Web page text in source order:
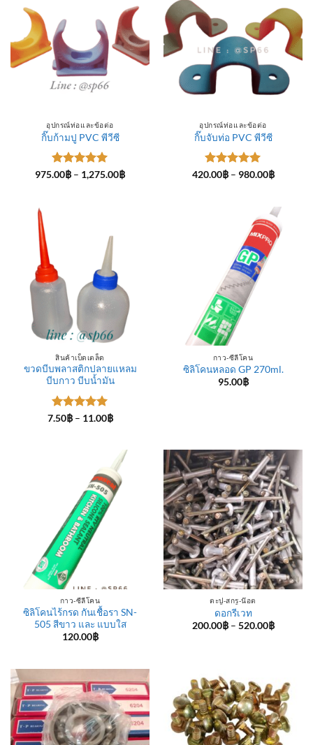
อุปกรณ์ท่อและข้อต่อ
กิ๊บก้ามปู PVC พีวีซี
ให้คะแนน
975.00฿ – 1,275.00฿Price
อุปกรณ์ท่อและข้อต่อ
กิ๊บจับท่อ PVC พีวีซี
ให้คะแนน
420.00฿ – 980.00฿Price
980.00฿
สินค้าเบ็ดเตล็ด
ขวดบีบพลาสติกปลายแหลม
บีบกาว บีบน้ำมัน
ให้คะแนน
7.50฿ – 11.00฿Price
11.00฿
กาว-ซีลีโคน
ซิลิโคนหลอด GP 270ml.
95.00฿
กาว-ซีลีโคน
ซิลิโคนไร้กรด กันเชื้อรา SN-
505 สีขาว และ แบบใส
120.00฿
ตะปู-สกรู-น๊อต
ดอกรีเวท
200.00฿ – 520.00฿Price